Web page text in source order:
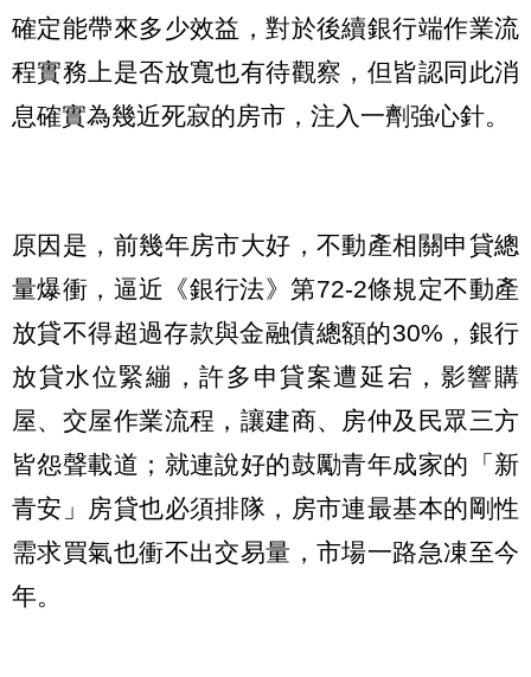
確定能帶來多少效益，對於後續銀行端作業流
程實務上是否放寬也有待觀察，但皆認同此消
息確實為幾近死寂的房市，注入一劑強心針。
原因是，前幾年房市大好，不動產相關申貸總
量爆衝，逼近《銀行法》第72-2條規定不動產
放貸不得超過存款與金融債總額的30%，銀行
放貸水位緊繃，許多申貸案遭延宕，影響購
屋、交屋作業流程，讓建商、房仲及民眾三方
皆怨聲載道；就連說好的鼓勵青年成家的「新
青安」房貸也必須排隊，房市連最基本的剛性
需求買氣也衝不出交易量，市場一路急凍至今
年。